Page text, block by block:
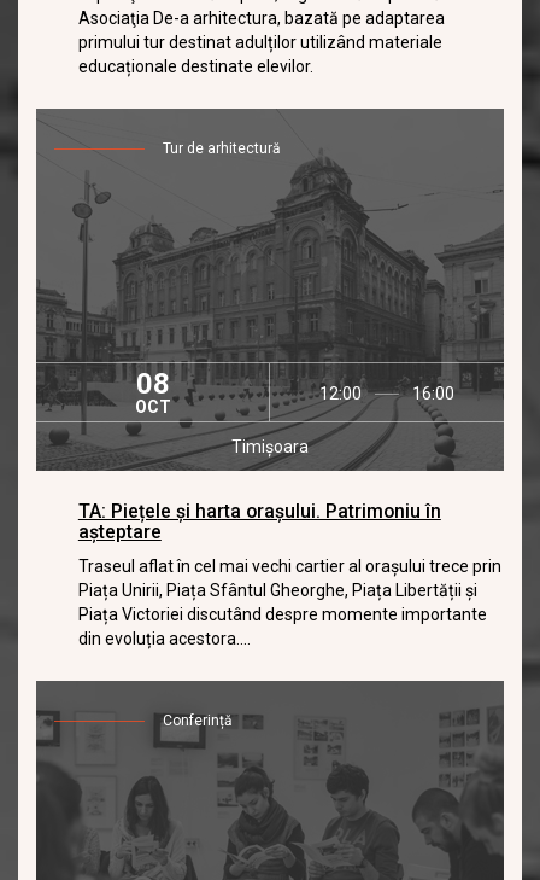
Asociaţia De-a arhitectura, bazată pe adaptarea
primului tur destinat adulților utilizând materiale
educaționale destinate elevilor.
Tur de arhitectură
08
OCT
12:00 16:00
Timișoara
TA: Piețele și harta orașului. Patrimoniu în
așteptare
Traseul aflat în cel mai vechi cartier al orașului trece prin
Piața Unirii, Piața Sfântul Gheorghe, Piața Libertății și
Piața Victoriei discutând despre momente importante
din evoluția acestora....
Conferință